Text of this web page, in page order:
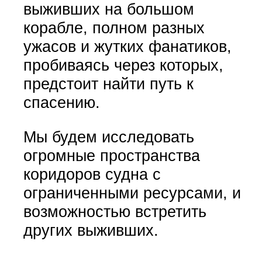
выживших на большом
корабле, полном разных
ужасов и жутких фанатиков,
пробиваясь через которых,
предстоит найти путь к
спасению.
Мы будем исследовать
огромные пространства
коридоров судна с
ограниченными ресурсами, и
возможностью встретить
других выживших.